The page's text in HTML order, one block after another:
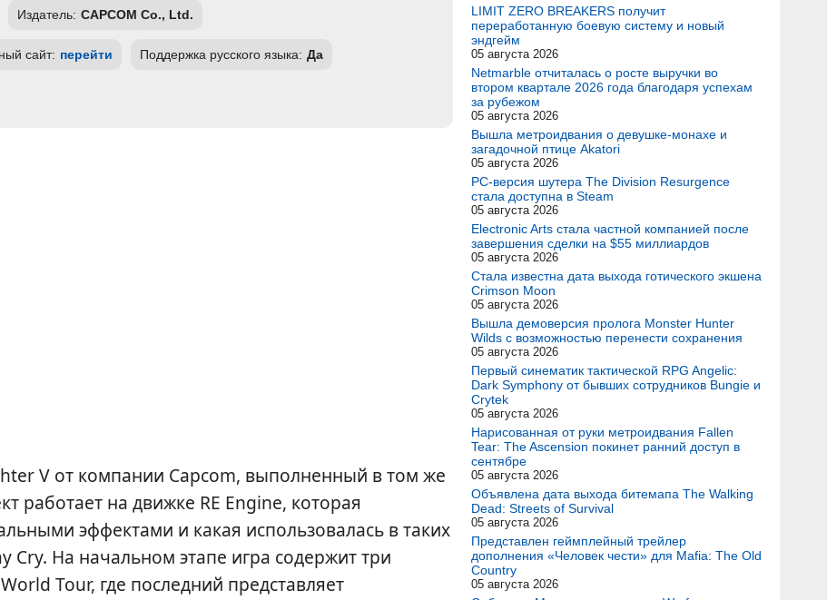
Издатель: CAPCOM Co., Ltd.
сайт: перейти Поддержка русского языка: Да
V от компании Capcom, выполненный в том же
работает на движке RE Engine, которая
эффектами и какая использовалась в таких
Cry. На начальном этапе игра содержит три
Tour, где последний представляет
LIMIT ZERO BREAKERS получит
переработанную боевую систему и новый
эндгейм
05 августа 2026
Netmarble отчиталась о росте выручки во
втором квартале 2026 года благодаря успехам
за рубежом
05 августа 2026
Вышла метроидвания о девушке-монахе и
загадочной птице Akatori
05 августа 2026
PC-версия шутера The Division Resurgence
стала доступна в Steam
05 августа 2026
Electronic Arts стала частной компанией после
завершения сделки на $55 миллиардов
05 августа 2026
Стала известна дата выхода готического экшена
Crimson Moon
05 августа 2026
Вышла демоверсия пролога Monster Hunter
Wilds с возможностью перенести сохранения
05 августа 2026
Первый синематик тактической RPG Angelic:
Dark Symphony от бывших сотрудников Bungie и
Crytek
05 августа 2026
Нарисованная от руки метроидвания Fallen
Tear: The Ascension покинет ранний доступ в
сентябре
05 августа 2026
Объявлена дата выхода битемапа The Walking
Dead: Streets of Survival
05 августа 2026
Представлен геймплейный трейлер
дополнения «Человек чести» для Mafia: The Old
Country
05 августа 2026